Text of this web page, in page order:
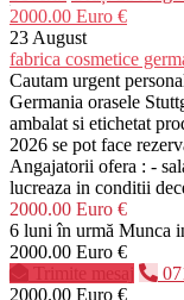
2000.00 Euro €
23 August
fabrica cosmetice
Cautam urgent
Germania orasele
ambalat si etichetat
2026 se pot face
Angajatorii ofera : -
lucreaza in conditii
2000.00 Euro €
6 luni în urmă Munca
2000.00 Euro €
Trimite mesaj
2000.00 Euro €